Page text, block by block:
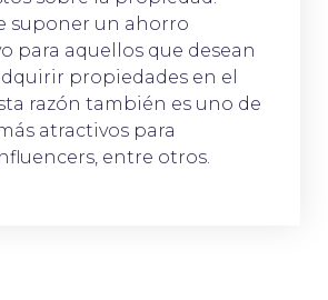
suponer un ahorro
para aquellos que desean
propiedades en el
razón también es uno de
atractivos para
entre otros.